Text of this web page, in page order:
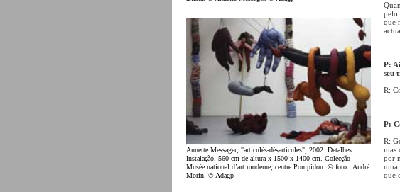
Annette Messager, "articulés-désarticulés", 2002. Detalhes.
Instalação. 560 cm de altura x 1500 x 1400 cm. Colecção
Musée national d’art moderne, centre Pompidou. © foto : André
Morin. © Adagp
pelo
que
P:
seu
R:
P:
R:
mas
por
uma
que